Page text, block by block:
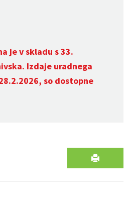
je v skladu s 33.
Izdaje uradnega
so dostopne